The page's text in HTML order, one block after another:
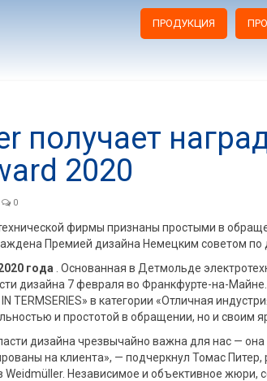
ПРОДУКЦИЯ
получает
2020
0
фирмы признаны простыми в
Премией дизайна Немецким советом по
года
. Основанная в Детмольде
дизайна 7 февраля во Франкфурте-на-
TERMSERIES» в категории «Отличная
и простотой в обращении, но и своим
дизайна чрезвычайно важна для нас —
на клиента», — подчеркнул Томас
Weidmüller. Независимое и объективное жюри,